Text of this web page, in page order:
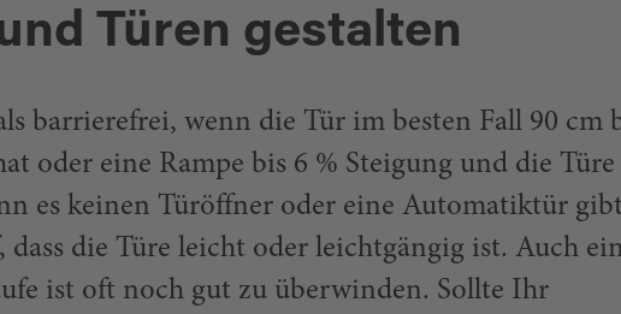
Türen gestalten
barrierefrei, wenn die Tür im besten Fall 90 cm
oder eine Rampe bis 6 % Steigung und die
es keinen Türöffner oder eine Automatiktür
dass die Türe leicht oder leichtgängig ist. Auch
ist oft noch gut zu überwinden. Sollte Ihr